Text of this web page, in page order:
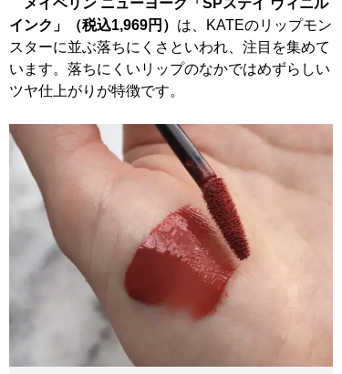
メイベリン ニューヨーク「SPステイ ヴィニル
インク」（税込1,969円） は、KATEのリップモン
スターに並ぶ落ちにくさといわれ、注目を集めて
います。落ちにくいリップのなかではめずらしい
ツヤ仕上がりが特徴です。